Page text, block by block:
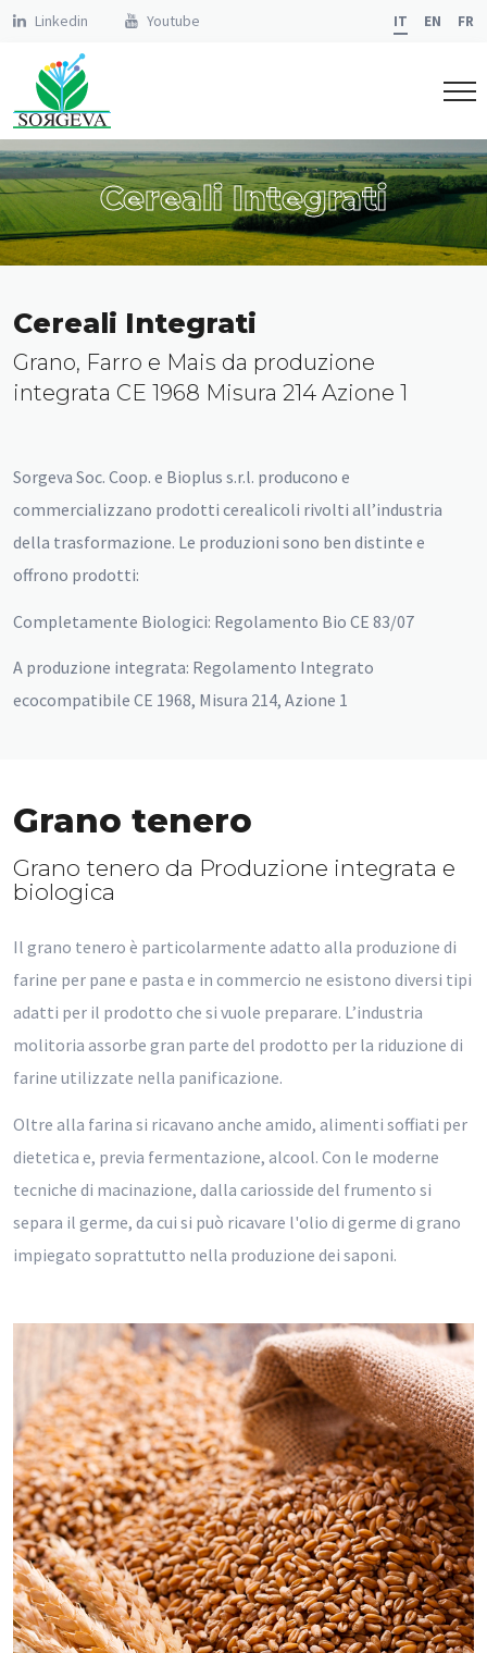
Linkedin Youtube IT EN FR
Cereali Integrati
Cereali Integrati
Grano, Farro e Mais da produzione
integrata CE 1968 Misura 214 Azione 1
Sorgeva Soc. Coop. e Bioplus s.r.l. producono e
commercializzano prodotti cerealicoli rivolti all’industria
della trasformazione. Le produzioni sono ben distinte e
offrono prodotti:
Completamente Biologici: Regolamento Bio CE 83/07
A produzione integrata: Regolamento Integrato
ecocompatibile CE 1968, Misura 214, Azione 1
Grano tenero
Grano tenero da Produzione integrata e
biologica
Il grano tenero è particolarmente adatto alla produzione di
farine per pane e pasta e in commercio ne esistono diversi tipi
adatti per il prodotto che si vuole preparare. L’industria
molitoria assorbe gran parte del prodotto per la riduzione di
farine utilizzate nella panificazione.
Oltre alla farina si ricavano anche amido, alimenti soffiati per
dietetica e, previa fermentazione, alcool. Con le moderne
tecniche di macinazione, dalla cariosside del frumento si
separa il germe, da cui si può ricavare l'olio di germe di grano
impiegato soprattutto nella produzione dei saponi.